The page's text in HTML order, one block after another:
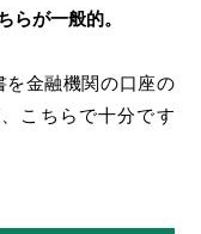
らが一般的。
を金融機関の口座の
こちらで十分です